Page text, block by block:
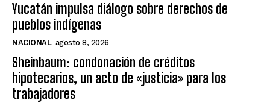
Yucatán impulsa diálogo sobre derechos de
pueblos indígenas
NACIONAL agosto 8, 2026
Sheinbaum: condonación de créditos
hipotecarios, un acto de «justicia» para los
trabajadores